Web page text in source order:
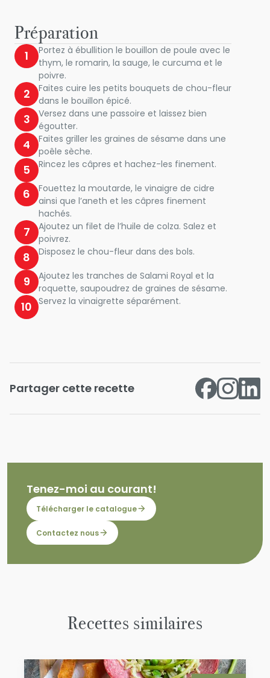
Préparation
1
Portez à ébullition le bouillon de poule avec le
thym, le romarin, la sauge, le curcuma et le
poivre.
2
Faites cuire les petits bouquets de chou-fleur
dans le bouillon épicé.
3
Versez dans une passoire et laissez bien
égoutter.
4
Faites griller les graines de sésame dans une
poêle sèche.
5 Rincez les câpres et hachez-les finement.
6
Fouettez la moutarde, le vinaigre de cidre
ainsi que l’aneth et les câpres finement
hachés.
7
Ajoutez un filet de l’huile de colza. Salez et
poivrez.
8 Disposez le chou-fleur dans des bols.
9
Ajoutez les tranches de Salami Royal et la
roquette, saupoudrez de graines de sésame.
10 Servez la vinaigrette séparément.
Partager cette recette
Tenez-moi au courant!
Télécharger le catalogue
Contactez nous
Recettes similaires